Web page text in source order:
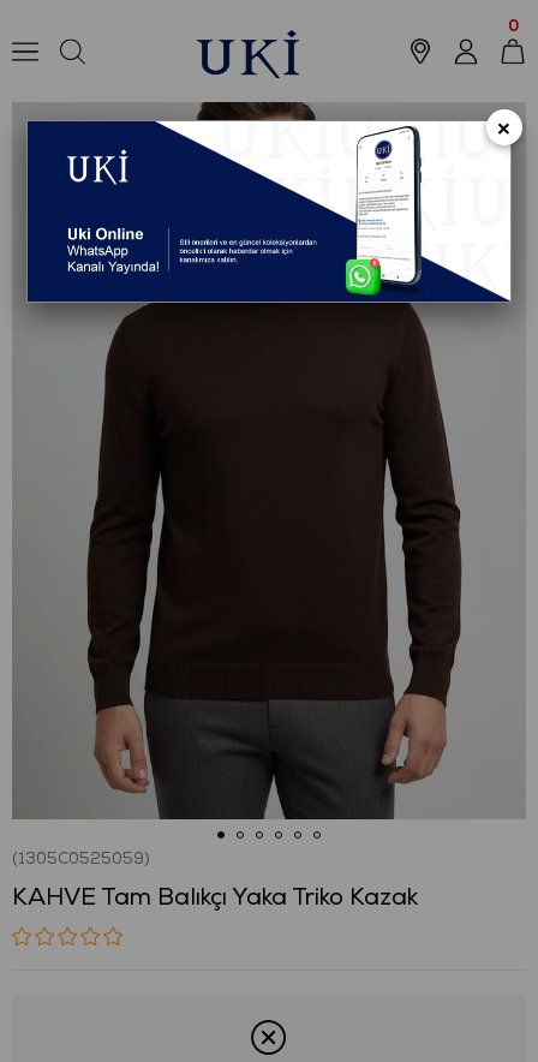
0
KAHVE Tam Balıkçı
(1305C0525059)
KAHVE Tam Balıkçı Yaka Triko Kazak
×